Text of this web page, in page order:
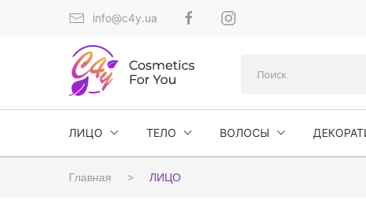
info@c4y.ua
ЛИЦО ТЕЛО ВОЛОСЫ
Главная ЛИЦО